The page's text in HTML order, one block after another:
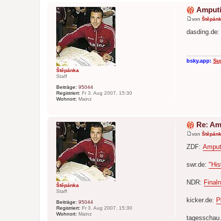
Štěpánka
Staff
Beiträge: 95044
Registriert: Fr 3. Aug 2007, 15:30
Wohnort: Mainz
i
g
von
dasding.de:
bsky.app:
Štěpánka
Staff
Beiträge: 95044
Registriert: Fr 3. Aug 2007, 15:30
Wohnort: Mainz
Re:
e
i
a
von
ZDF:
swr.de:
NDR:
kicker.de: